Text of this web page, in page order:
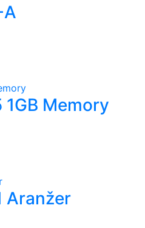
A
Memory
Aranžer